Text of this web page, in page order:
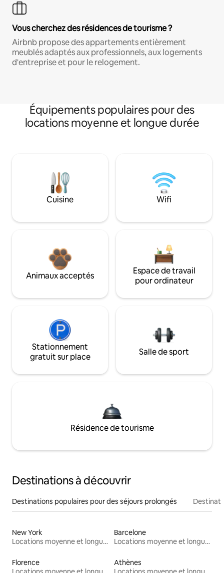
Vous cherchez des résidences de tourisme ?
Airbnb propose des appartements entièrement
meublés adaptés aux professionnels, aux logements
d'entreprise et pour le relogement.
Équipements populaires pour des
locations moyenne et longue durée
Cuisine Wifi
Animaux acceptés
Espace de travail
pour ordinateur
Stationnement
gratuit sur place
Salle de sport
Résidence de tourisme
Destinations à découvrir
Destinations populaires pour des séjours prolongés
New York
Locations moyenne et longue durée
Barcelone
Locations moyenne et longue durée
Florence
Athènes